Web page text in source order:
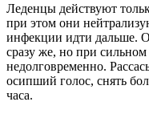
Леденцы действуют
при этом они
инфекции идти дальше.
сразу же, но при
недолговременно.
осипший голос, снять
часа.